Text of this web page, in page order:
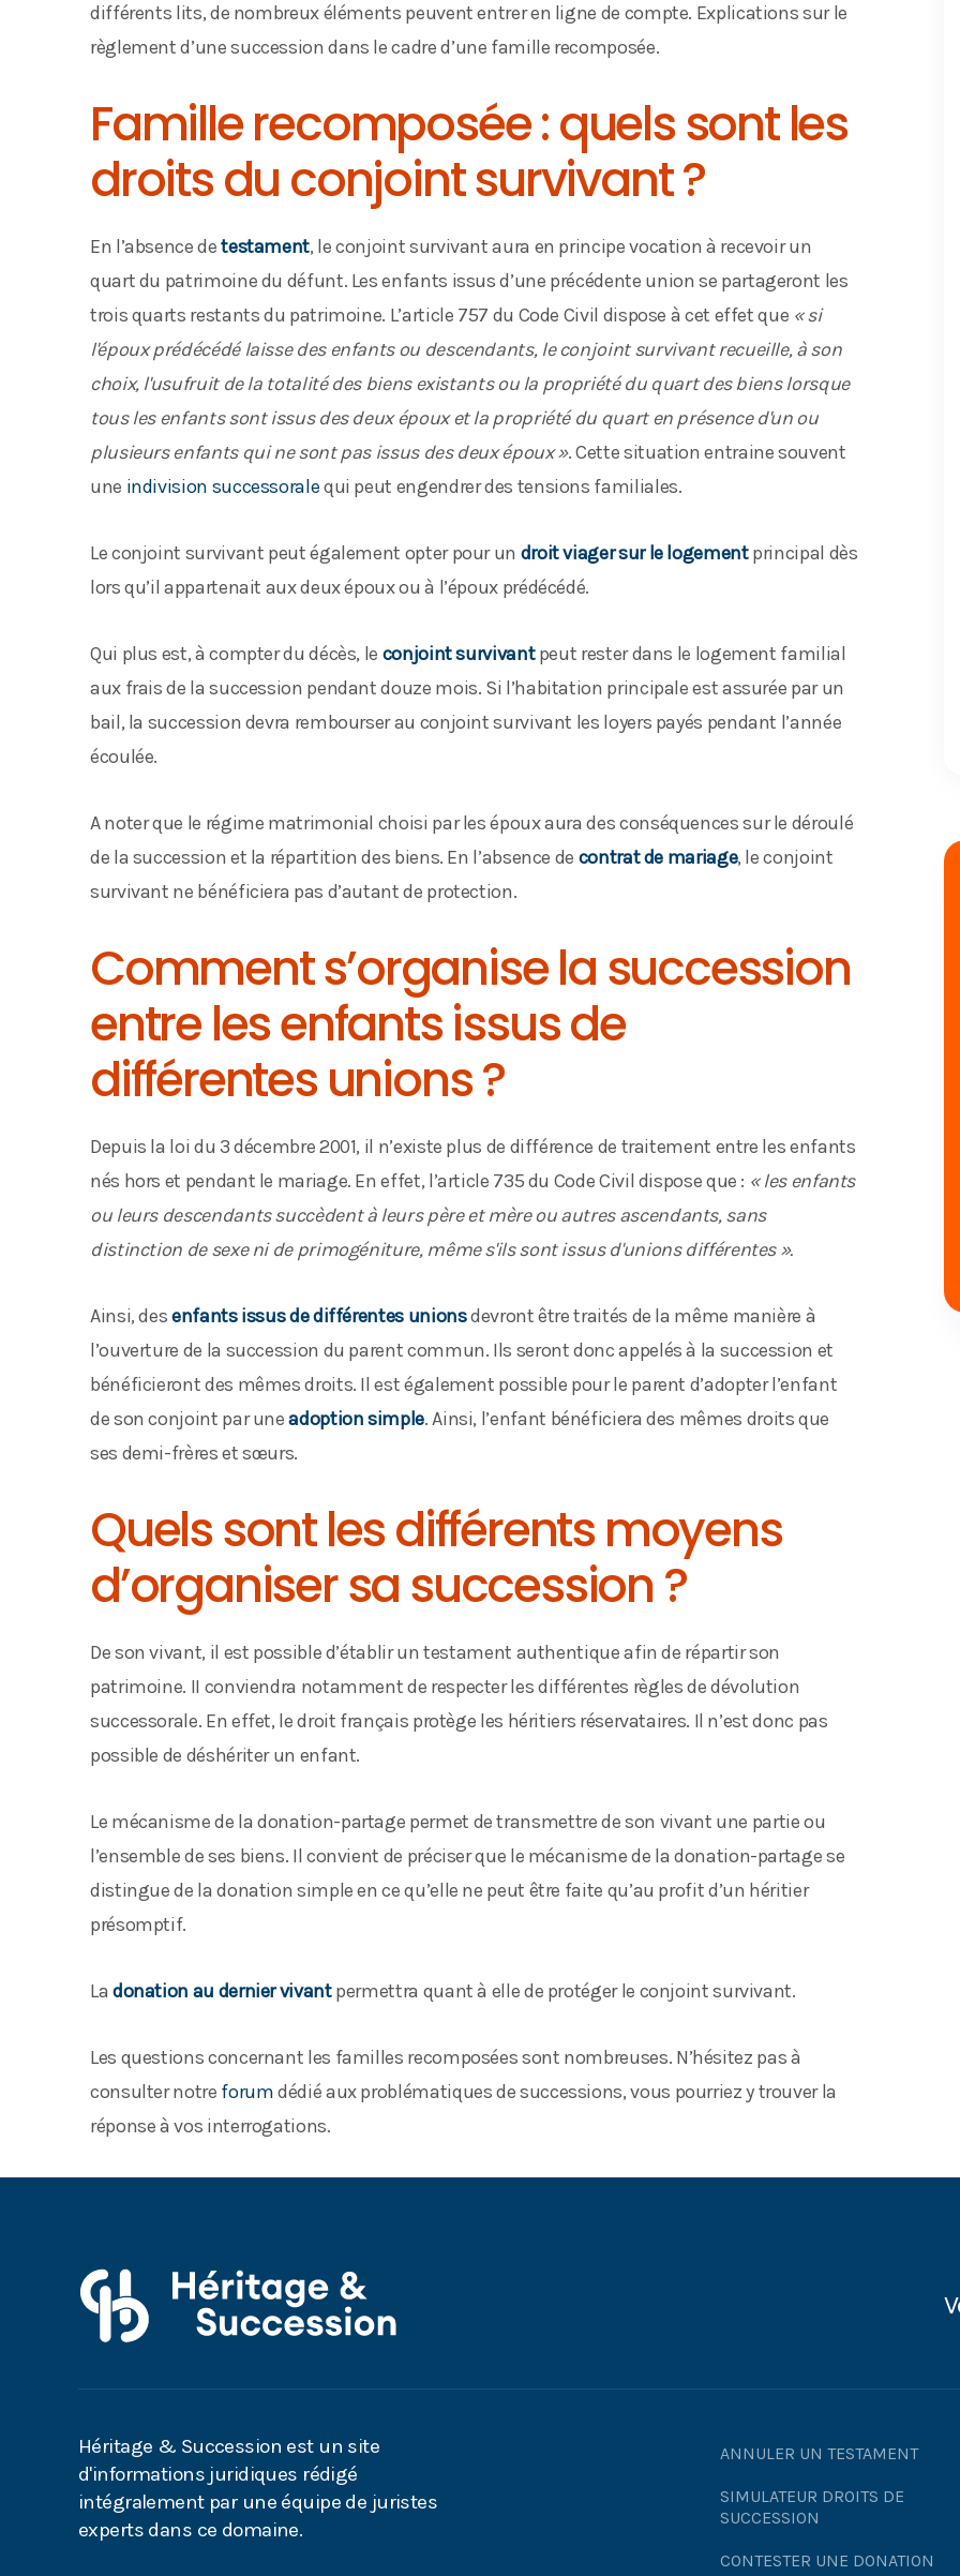
différents lits, de nombreux éléments peuvent entrer en ligne de compte. Explications sur le
règlement d’une succession dans le cadre d’une famille recomposée.
Famille recomposée : quels sont les
droits du conjoint survivant ?
En l’absence detestament, le conjoint survivant aura en principe vocation à recevoir un
quart du patrimoine du défunt. Les enfants issus d’une précédente union se partageront les
trois quarts restants du patrimoine. L’article 757 du Code Civil dispose à cet effet que « si
l'époux prédécédé laisse des enfants ou descendants, le conjoint survivant recueille, à son
choix, l'usufruit de la totalité des biens existants ou la propriété du quart des biens lorsque
tous les enfants sont issus des deux époux et la propriété du quart en présence d'un ou
plusieurs enfants qui ne sont pas issus des deux époux ». Cette situation entraine souvent
une indivision successoralequi peut engendrer des tensions familiales.
Le conjoint survivant peut également opter pour un droit viager sur le logementprincipal dès
lors qu’il appartenait aux deux époux ou à l’époux prédécédé.
Qui plus est, à compter du décès, le conjoint survivantpeut rester dans le logement familial
aux frais de la succession pendant douze mois. Si l’habitation principale est assurée par un
bail, la succession devra rembourser au conjoint survivant les loyers payés pendant l’année
écoulée.
A noter que le régime matrimonial choisi par les époux aura des conséquences sur le déroulé
de la succession et la répartition des biens. En l’absence de contrat de mariage, le conjoint
survivant ne bénéficiera pas d’autant de protection.
Comment s’organise la succession
entre les enfants issus de
différentes unions ?
Depuis la loi du 3 décembre 2001, il n’existe plus de différence de traitement entre les enfants
nés hors et pendant le mariage. En effet, l’article 735 du Code Civil dispose que : « les enfants
ou leurs descendants succèdent à leurs père et mère ou autres ascendants, sans
distinction de sexe ni de primogéniture, même s'ils sont issus d'unions différentes ».
Ainsi, desenfants issus de différentes unionsdevront être traités de la même manière à
l’ouverture de la succession du parent commun. Ils seront donc appelés à la succession et
bénéficieront des mêmes droits. Il est également possible pour le parent d’adopter l’enfant
de son conjoint par uneadoption simple. Ainsi, l’enfant bénéficiera des mêmes droits que
ses demi-frères et sœurs.
Quels sont les différents moyens
d’organiser sa succession ?
De son vivant, il est possible d’établir un testament authentique afin de répartir son
patrimoine. II conviendra notamment de respecter les différentes règles de dévolution
successorale. En effet, le droit français protège les héritiers réservataires. Il n’est donc pas
possible de déshériter un enfant.
Le mécanisme de la donation-partage permet de transmettre de son vivant une partie ou
l’ensemble de ses biens. Il convient de préciser que le mécanisme de la donation-partage se
distingue de la donation simple en ce qu’elle ne peut être faite qu’au profit d’un héritier
présomptif.
La donation au dernier vivantpermettra quant à elle de protéger le conjoint survivant.
Les questions concernant les familles recomposées sont nombreuses. N’hésitez pas à
consulter notre forumdédié aux problématiques de successions, vous pourriez y trouver la
réponse à vos interrogations.
Héritage & Succession est un site
d'informations juridiques rédigé
intégralement par une équipe de juristes
experts dans ce domaine.
ANNULER UN TESTAMENT
SIMULATEUR DROITS DE
SUCCESSION
CONTESTER UNE DONATION